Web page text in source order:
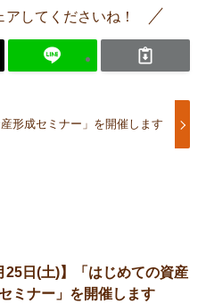
してくださいね！
形成セミナー」を開催します
25日(土)】「はじめての資産
ミナー」を開催します